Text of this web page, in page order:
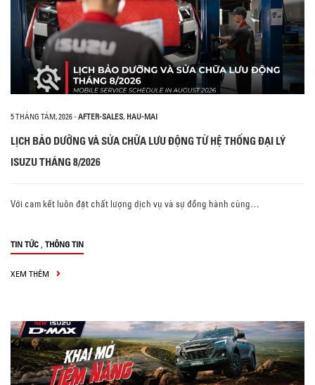
5 THÁNG TÁM, 2026- AFTER-SALES, HAU-MAI
LỊCH BẢO DƯỠNG VÀ SỬA CHỮA LƯU ĐỘNG TỪ HỆ THỐNG ĐẠI LÝ
ISUZU THÁNG 8/2026
Với cam kết luôn đặt chất lượng dịch vụ và sự đồng hành cùng…
TIN TỨC , THÔNG TIN
XEM THÊM